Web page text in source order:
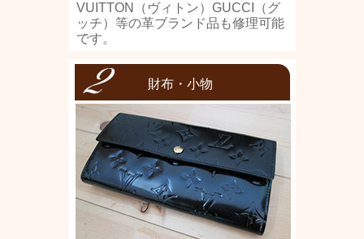
VUITTON（ヴィトン）GUCCI（グ
ッチ）等の革ブランド品も修理可能
です。
財布・小物